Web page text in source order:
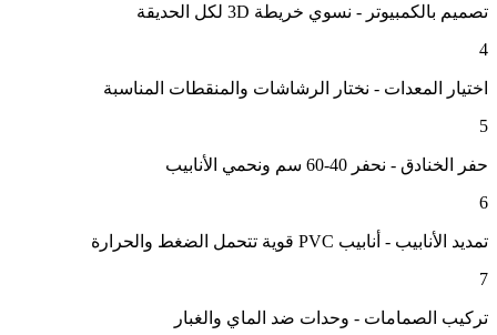
تصميم بالكمبيوتر - نسوي خريطة 3D لكل الحديقة
4
اختيار المعدات - نختار الرشاشات والمنقطات المناسبة
5
حفر الخنادق - نحفر 40-60 سم ونحمي الأنابيب
6
تمديد الأنابيب - أنابيب PVC قوية تتحمل الضغط والحرارة
7
تركيب الصمامات - وحدات ضد الماي والغبار